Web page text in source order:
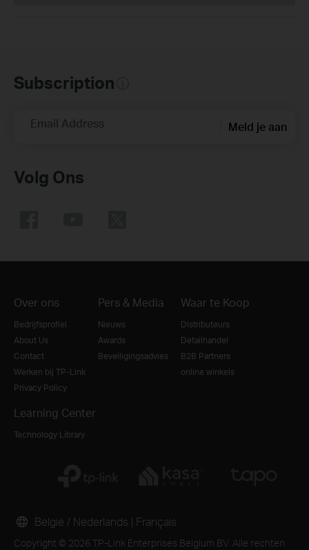
Subscription
Email Address Meld je aan
Volg Ons
Over ons
Bedrijfsprofiel
About Us
Contact
Werken bij TP-Link
Privacy Policy
Pers & Media
Nieuws
Awards
Beveiligingsadvies
Waar te Koop
Distributeurs
Detailhandel
B2B Partners
online winkels
Learning Center
Technology Library
Copyright © 2026 TP-Link Enterprises Belgium BV. Alle rechten
België / Nederlands | Français